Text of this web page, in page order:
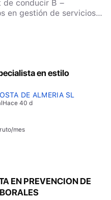
de conducir B –
en gestión de servicios
liderando equipos
Gestión directa
(B2B). – Formación:
Técnicos:
(APPCC/HACCP,
químicos
en estilo
DE ALMERIA SL
Hace 40 d
mes
EN PREVENCION DE